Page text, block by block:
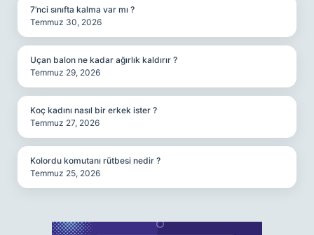
7’nci sınıfta kalma var mı ?
Temmuz 30, 2026
Uçan balon ne kadar ağırlık kaldırır ?
Temmuz 29, 2026
Koç kadını nasıl bir erkek ister ?
Temmuz 27, 2026
Kolordu komutanı rütbesi nedir ?
Temmuz 25, 2026